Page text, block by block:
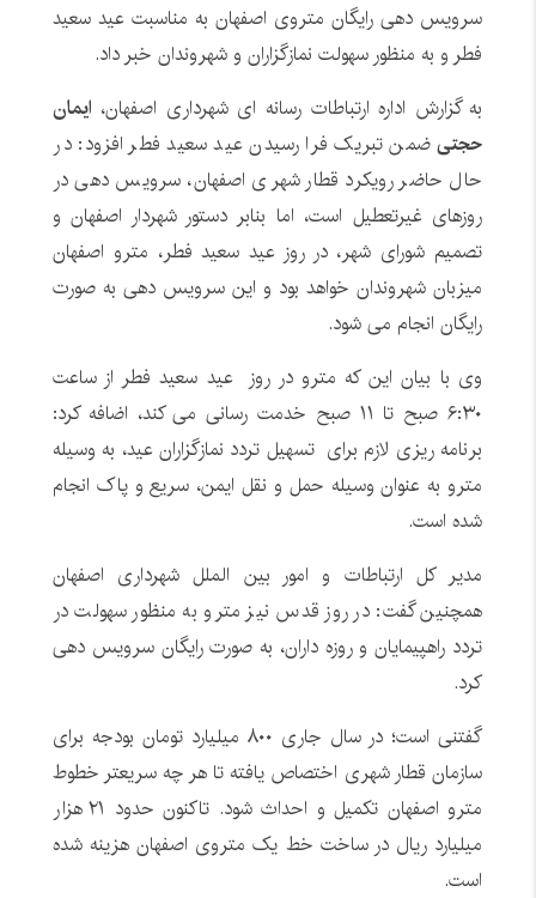
سرویس دهی رایگان متروی اصفهان به مناسبت عید سعید
فطر و به منظور سهولت نمازگزاران و شهروندان خبر داد.
به گزارش اداره ارتباطات رسانه ای شهرداری اصفهان، ایمان
حجتیضمن تبریک فرا رسیدن عید سعید فطر افزود: در
حال حاضر رویکرد قطار شهری اصفهان، سرویس دهی در
روزهای غیرتعطیل است، اما بنابر دستور شهردار اصفهان و
تصمیم شورای شهر، در روز عید سعید فطر، مترو اصفهان
میزبان شهروندان خواهد بود و این سرویس دهی به صورت
رایگان انجام می شود.
وی با بیان این که مترو در روز عید سعید فطر از ساعت
۶:۳۰ صبح تا ۱۱ صبح خدمت رسانی می کند، اضافه کرد:
برنامه ریزی لازم برای تسهیل تردد نمازگزاران عید، به وسیله
مترو به عنوان وسیله حمل و نقل ایمن، سریع و پاک انجام
شده است.
مدیر کل ارتباطات و امور بین الملل شهرداری اصفهان
همچنین گفت: در روز قدس نیز مترو به منظور سهولت در
تردد راهپیمایان و روزه داران، به صورت رایگان سرویس دهی
کرد.
گفتنی است؛ در سال جاری ۸۰۰ میلیارد تومان بودجه برای
سازمان قطار شهری اختصاص یافته تا هر چه سریعتر خطوط
مترو اصفهان تکمیل و احداث شود. تاکنون حدود ۲۱ هزار
میلیارد ریال در ساخت خط یک متروی اصفهان هزینه شده
است.